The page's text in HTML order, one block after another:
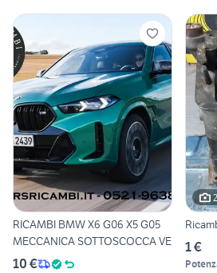
RICAMBI BMW X6 G06 X5 G05
MECCANICA SOTTOSCOCCA VE
10 €
1 €